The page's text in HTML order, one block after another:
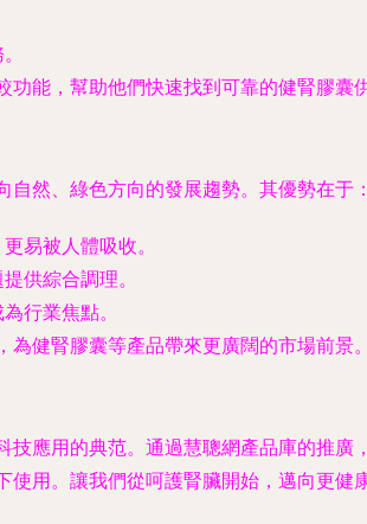
能，幫助他們快速找到可靠的健腎膠囊
然、綠色方向的發展趨勢。其優勢在于：
易被人體吸收。
供綜合調理。
行業焦點。
健腎膠囊等產品帶來更廣闊的市場前景。
應用的典范。通過慧聰網產品庫的推
用。讓我們從呵護腎臟開始，邁向更健